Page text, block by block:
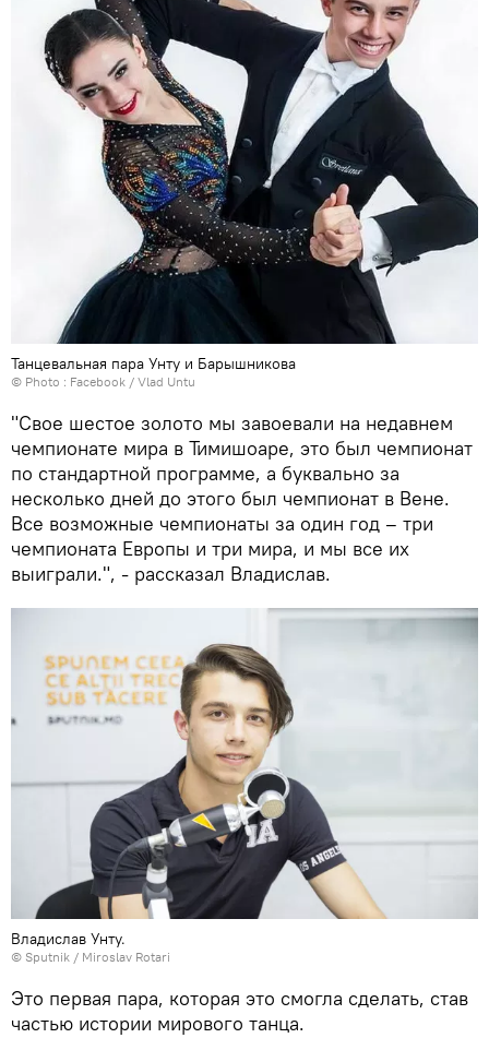
Танцевальная пара Унту и Барышникова
© Photo : Facebook / Vlad Untu
"Свое шестое золото мы завоевали на недавнем
чемпионате мира в Тимишоаре, это был чемпионат
по стандартной программе, а буквально за
несколько дней до этого был чемпионат в Вене.
Все возможные чемпионаты за один год – три
чемпионата Европы и три мира, и мы все их
выиграли.", - рассказал Владислав.
Владислав Унту.
© Sputnik / Miroslav Rotari
Это первая пара, которая это смогла сделать, став
частью истории мирового танца.